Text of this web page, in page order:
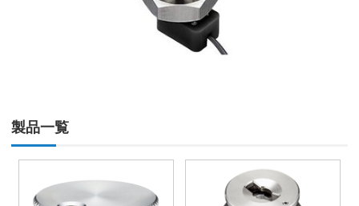
製品一覧